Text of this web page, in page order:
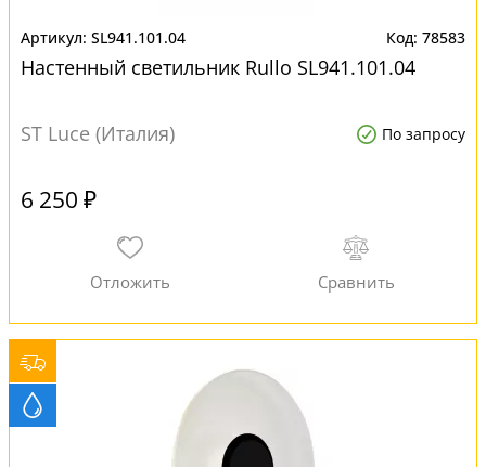
SL941.101.04 78583
Настенный светильник Rullo SL941.101.04
ST Luce (Италия) По запросу
6 250 ₽